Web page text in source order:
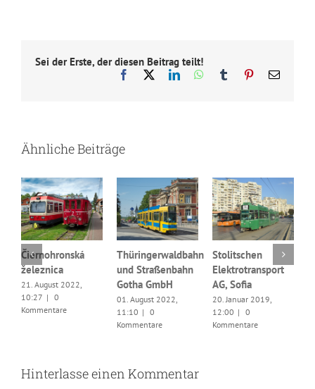
Sei der Erste, der diesen Beitrag teilt!
Facebook LinkedInWhatsApp
Tumblr Pinterest
E-
Ähnliche Beiträge
Čiernohronská
železnica
21. August 2022,
10:27 | 0
Kommentare
Thüringerwaldbahn
und Straßenbahn
Gotha GmbH
01. August 2022,
11:10 | 0
Kommentare
Stolitschen
Elektrotransport
AG, Sofia
20. Januar 2019,
12:00 | 0
Kommentare
Hinterlasse einen Kommentar